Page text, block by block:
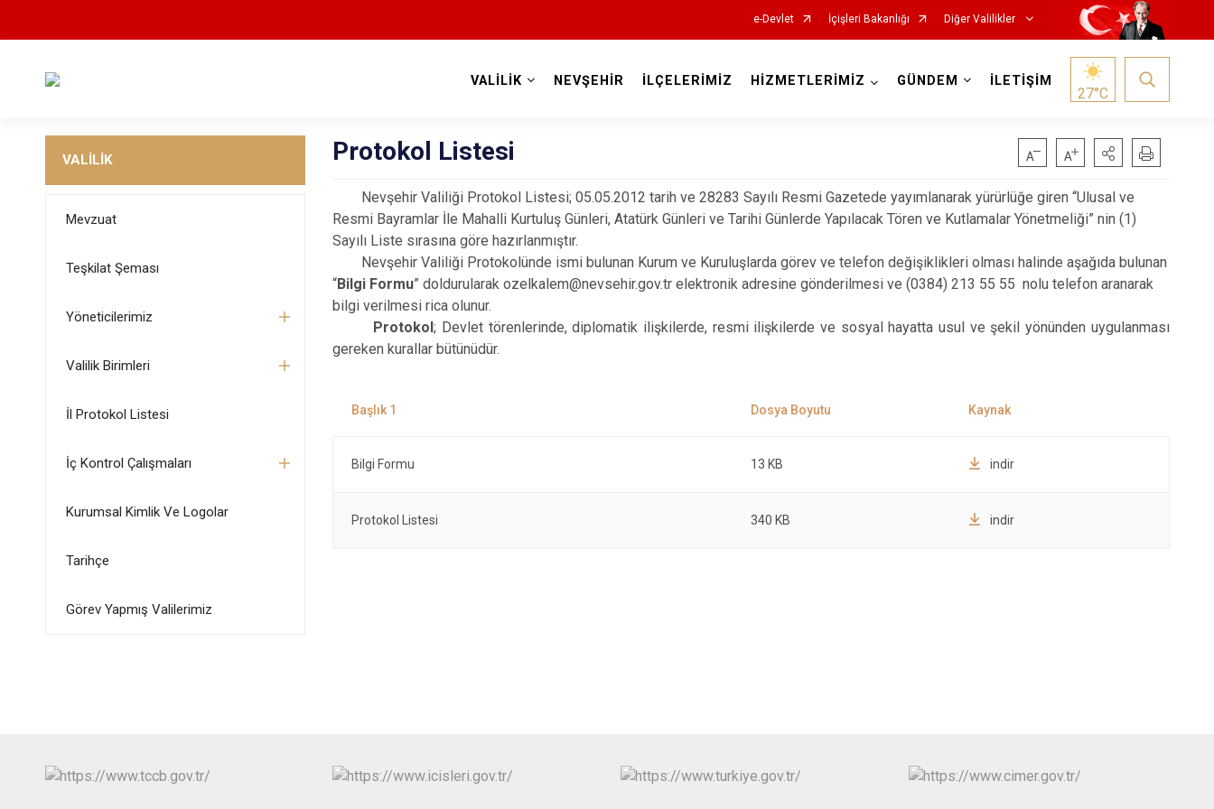
e-Devlet İçişleri Bakanlığı Diğer Valilikler
VALİLİK NEVŞEHİR İLÇELERİMİZ HİZMETLERİMİZ GÜNDEM İLETİŞİM
27°C
VALİLİK
Mevzuat
Teşkilat Şeması
Yöneticilerimiz
Valilik Birimleri
İl Protokol Listesi
İç Kontrol Çalışmaları
Kurumsal Kimlik Ve Logolar
Tarihçe
Görev Yapmış Valilerimiz
Protokol Listesi
Nevşehir Valiliği Protokol Listesi; 05.05.2012 tarih ve 28283 Sayılı Resmi Gazetede yayımlanarak yürürlüğe giren “Ulusal ve
Resmi Bayramlar İle Mahalli Kurtuluş Günleri, Atatürk Günleri ve Tarihi Günlerde Yapılacak Tören ve Kutlamalar Yönetmeliği” nin (1)
Sayılı Liste sırasına göre hazırlanmıştır.
Nevşehir Valiliği Protokolünde ismi bulunan Kurum ve Kuruluşlarda görev ve telefon değişiklikleri olması halinde aşağıda bulunan
“Bilgi Formu” doldurularak ozelkalem@nevsehir.gov.tr elektronik adresine gönderilmesi ve (0384) 213 55 55 nolu telefon aranarak
bilgi verilmesi rica olunur.
Protokol; Devlet törenlerinde, diplomatik ilişkilerde, resmi ilişkilerde ve sosyal hayatta usul ve şekil yönünden uygulanması
gereken kurallar bütünüdür.
Bilgi Formu 13 KB indir
Protokol Listesi 340 KB indir